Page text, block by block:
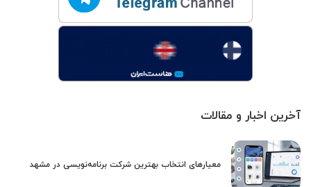
آخرین اخبار و مقالات
معیارهای انتخاب بهترین شرکت برنامه‌نویسی در مشهد